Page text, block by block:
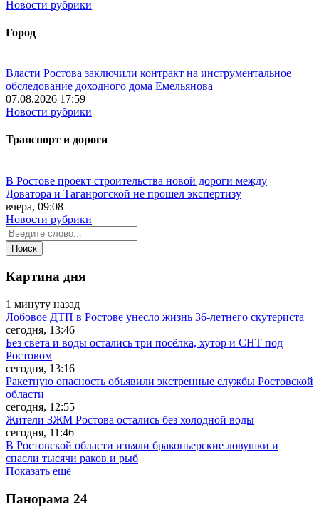
Новости рубрики
Город
Власти Ростова заключили контракт на инструментальное
обследование доходного дома Емельянова
07.08.2026 17:59
Новости рубрики
Транспорт и дороги
В Ростове проект строительства новой дороги между
Доватора и Таганрогской не прошел экспертизу
вчера, 09:08
Новости рубрики
Картина дня
1 минуту назад
Лобовое ДТП в Ростове унесло жизнь 36-летнего скутериста
сегодня, 13:46
Без света и воды остались три посёлка, хутор и СНТ под
Ростовом
сегодня, 13:16
Ракетную опасность объявили экстренные службы Ростовской
области
сегодня, 12:55
Жители ЗЖМ Ростова остались без холодной воды
сегодня, 11:46
В Ростовской области изъяли браконьерские ловушки и
спасли тысячи раков и рыб
Показать ещё
Панорама 24